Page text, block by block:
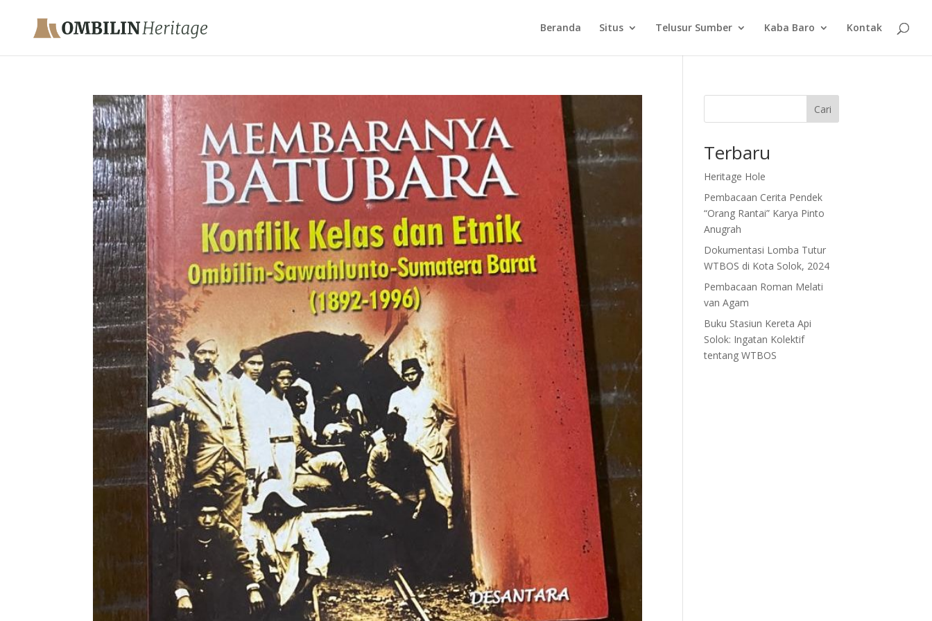
Beranda Situs Telusur Sumber Kaba Baro Kontak
Cari
Terbaru
Heritage Hole
Pembacaan Cerita Pendek
“Orang Rantai” Karya Pinto
Anugrah
Dokumentasi Lomba Tutur
WTBOS di Kota Solok, 2024
Pembacaan Roman Melati
van Agam
Buku Stasiun Kereta Api
Solok: Ingatan Kolektif
tentang WTBOS